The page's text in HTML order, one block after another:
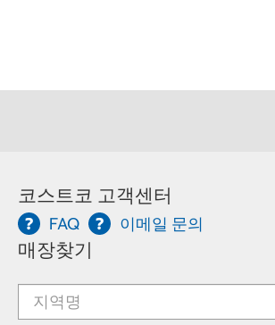
코스트코 고객센터
FAQ 이메일 문의
매장찾기